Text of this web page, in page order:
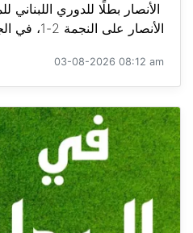
الأنصار على النجمة 2-1، في الجولة ال...
03-08-2026 08:12 am